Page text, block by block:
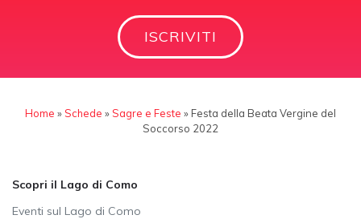
ISCRIVITI
Home »Schede »Sagre e Feste » Festa della Beata Vergine del
Soccorso 2022
Scopri il Lago di Como
Eventi sul Lago di Como